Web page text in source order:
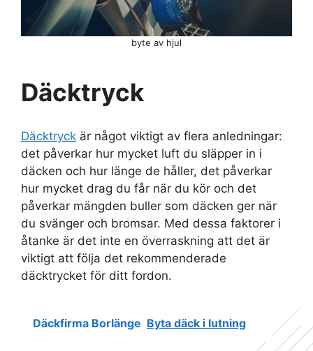
byte av hjul
Däcktryck
Däcktryck är något viktigt av flera anledningar:
det påverkar hur mycket luft du släpper in i
däcken och hur länge de håller, det påverkar
hur mycket drag du får när du kör och det
påverkar mängden buller som däcken ger när
du svänger och bromsar. Med dessa faktorer i
åtanke är det inte en överraskning att det är
viktigt att följa det rekommenderade
däcktrycket för ditt fordon.
Däckfirma Borlänge Byta däck i lutning